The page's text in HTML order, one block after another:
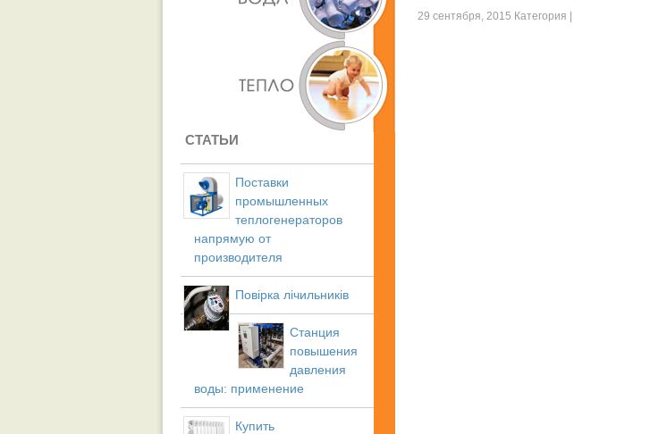
СТАТЬИ
Поставки
промышленных
теплогенераторов
напрямую от
производителя
Повірка лічильників
Станция
повышения
давления
воды: применение
Купить
29 сентября, 2015 Категория |